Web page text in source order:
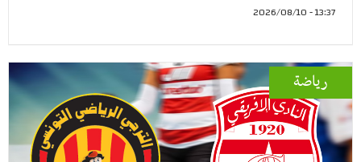
13:37 - 2026/08/10
رياضة